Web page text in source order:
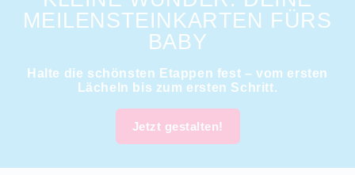
EILENSTEINKARTEN FÜRS B
ABY
Halte die schönsten Etappen fest – vom ersten
Lächeln bis zum ersten Schritt.
Jetzt gestalten!